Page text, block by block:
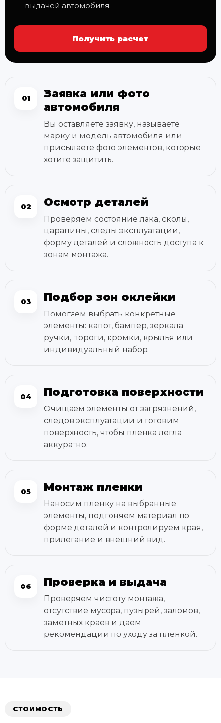
выдачей автомобиля.
Получить расчет
01
Заявка или фото
автомобиля
Вы оставляете заявку, называете
марку и модель автомобиля или
присылаете фото элементов, которые
хотите защитить.
02 Осмотр деталей
Проверяем состояние лака, сколы,
царапины, следы эксплуатации,
форму деталей и сложность доступа к
зонам монтажа.
03 Подбор зон оклейки
Помогаем выбрать конкретные
элементы: капот, бампер, зеркала,
ручки, пороги, кромки, крылья или
индивидуальный набор.
04 Подготовка поверхности
Очищаем элементы от загрязнений,
следов эксплуатации и готовим
поверхность, чтобы пленка легла
аккуратно.
05 Монтаж пленки
Наносим пленку на выбранные
элементы, подгоняем материал по
форме деталей и контролируем края,
прилегание и внешний вид.
06 Проверка и выдача
Проверяем чистоту монтажа,
отсутствие мусора, пузырей, заломов,
заметных краев и даем
рекомендации по уходу за пленкой.
СТОИМОСТЬ